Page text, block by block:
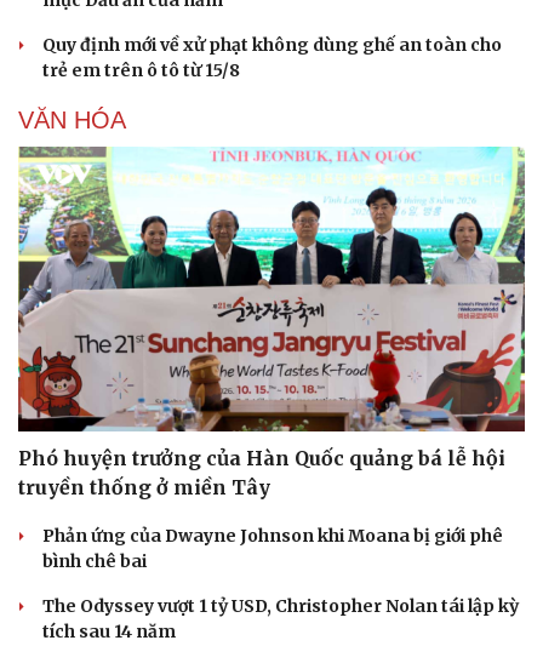
Tư vấn
Câu chuyện thời sự
Quy định mới về xử phạt không dùng ghế an toàn cho
trẻ em trên ô tô từ 15/8
VĂN HÓA
Phó huyện trưởng của Hàn Quốc quảng bá lễ hội
truyền thống ở miền Tây
Phản ứng của Dwayne Johnson khi Moana bị giới phê
bình chê bai
The Odyssey vượt 1 tỷ USD, Christopher Nolan tái lập kỳ
tích sau 14 năm